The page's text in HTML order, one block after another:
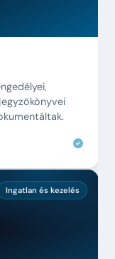
Ingatlan és kezelés